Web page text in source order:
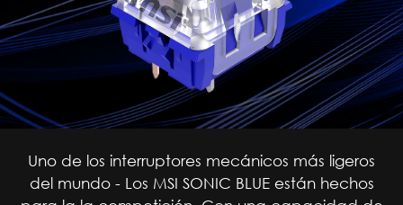
Uno de los interruptores mecánicos más ligeros
del mundo - Los MSI SONIC BLUE están hechos